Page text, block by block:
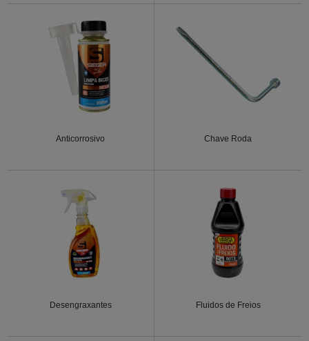
Anticorrosivo Chave Roda
Desengraxantes Fluidos de Freios